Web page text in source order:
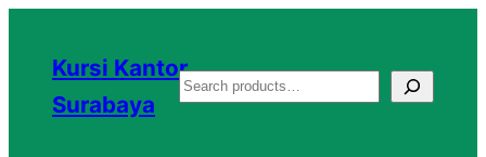
konten
Kursi Kantor
Surabaya
S